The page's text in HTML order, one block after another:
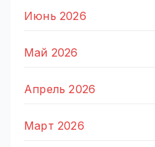
Июнь 2026
Май 2026
Апрель 2026
Март 2026